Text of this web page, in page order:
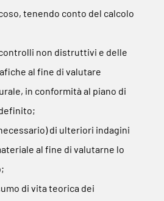
tenendo conto del calcolo
non distruttivi e delle
al fine di valutare
in conformità al piano di
di ulteriori indagini
al fine di valutarne lo
di vita teorica dei